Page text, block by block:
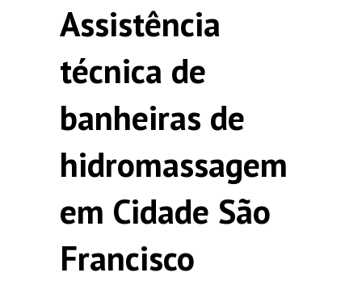
Assistência
técnica de
banheiras de
hidromassagem
em Cidade São
Francisco